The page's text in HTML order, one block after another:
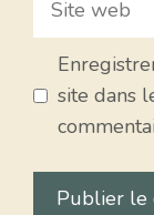
site dans